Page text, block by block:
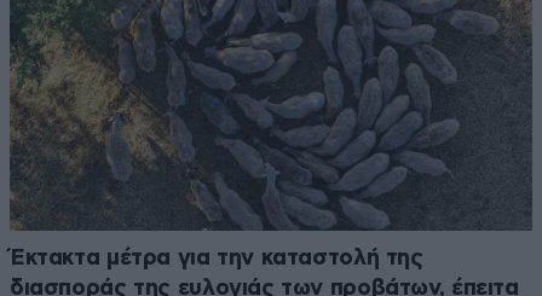
Έκτακτα μέτρα για την καταστολή της
διασποράς της ευλογιάς των προβάτων, έπειτα